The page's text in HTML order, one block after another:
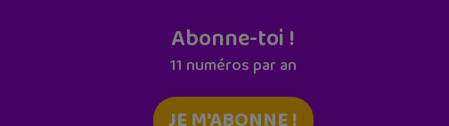
Abonne-toi !
11 numéros par an